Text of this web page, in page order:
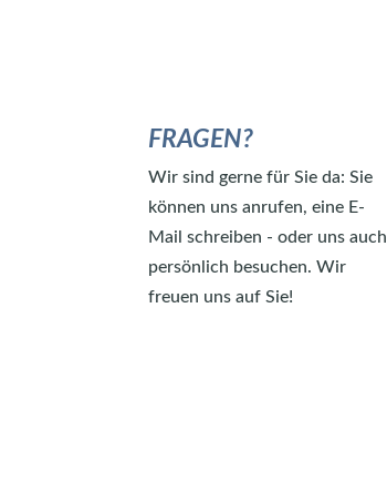
FRAGEN?
Wir sind gerne für Sie da: Sie
können uns anrufen, eine E-
Mail schreiben - oder uns auch
persönlich besuchen. Wir
freuen uns auf Sie!